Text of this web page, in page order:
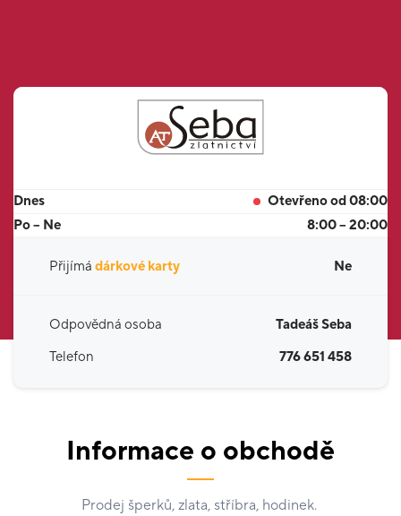
Dnes
Otevřeno od 08:00
Po – Ne
8:00 – 20:00
Přijímá dárkové karty Ne
Odpovědná osoba
Tadeáš Seba
Telefon
776 651 458
Informace o obchodě
Prodej šperků, zlata, stříbra, hodinek.